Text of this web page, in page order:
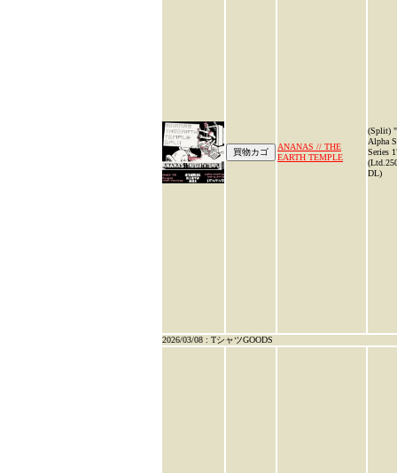
ANANAS // THE
EARTH TEMPLE
(Split)
Alpha
Series
DL)
2026/03/08 : TシャツGOODS